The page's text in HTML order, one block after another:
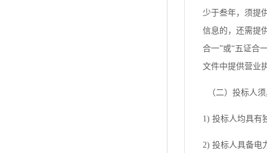
少于叁年，须提
信息的，还需提
合一”或“五证合
文件中提供营业
（二）投标人
1) 投标人均具有
2) 投标人具备电